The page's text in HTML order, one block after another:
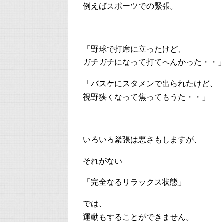
例えばスポーツでの緊張。
「野球で打席に立ったけど、
ガチガチになって打てへんかった・・
「バスケにスタメンで出られたけど、
視野狭くなって焦ってもうた・・」
いろいろ緊張は悪さもしますが、
それがない
「完全なるリラックス状態」
では、
運動もすることができません。